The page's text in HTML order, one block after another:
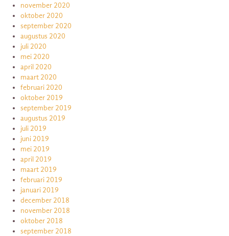
november 2020
oktober 2020
september 2020
augustus 2020
juli 2020
mei 2020
april 2020
maart 2020
februari 2020
oktober 2019
september 2019
augustus 2019
juli 2019
juni 2019
mei 2019
april 2019
maart 2019
februari 2019
januari 2019
december 2018
november 2018
oktober 2018
september 2018